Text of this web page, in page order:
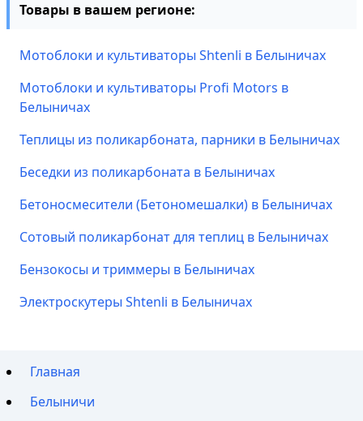
Товары в вашем регионе:
Мотоблоки и культиваторы Shtenli в Белыничах
Мотоблоки и культиваторы Profi Motors в
Белыничах
Теплицы из поликарбоната, парники в Белыничах
Беседки из поликарбоната в Белыничах
Бетоносмесители (Бетономешалки) в Белыничах
Сотовый поликарбонат для теплиц в Белыничах
Бензокосы и триммеры в Белыничах
Электроскутеры Shtenli в Белыничах
Главная
Белыничи